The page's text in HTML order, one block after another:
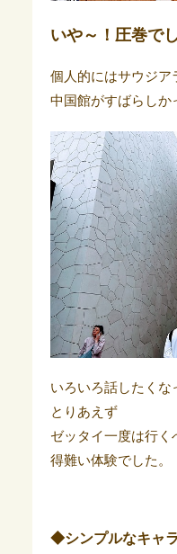
いや～！圧巻で
個人的にはサウジア
中国館がすばらしか
いろいろ話したくな
とりあえず
ゼッタイ一度は行く
得難い体験でした。
◆シンプルなキャ